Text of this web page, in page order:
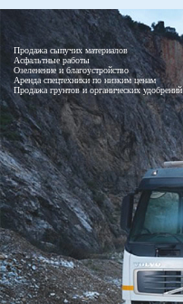
Продажа сыпучих материалов
Асфальтные работы
Озеленение и благоустройство
Аренда спецтехники по низким ценам
Продажа грунтов и органических удобрений